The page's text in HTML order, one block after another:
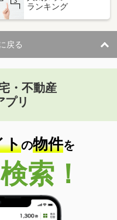
ランキング
戻る
・不動産
プリ
トの物件を
索！